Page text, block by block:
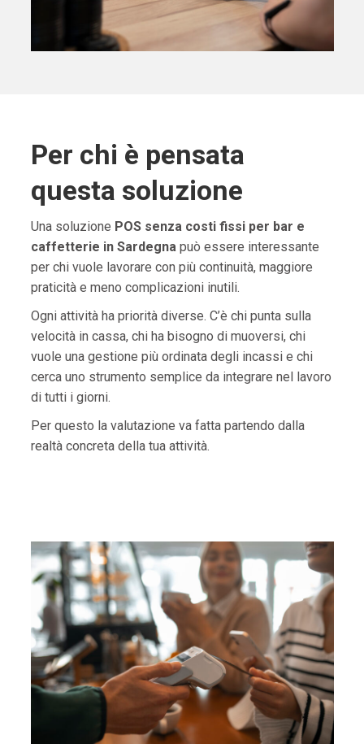
Per chi è pensata
questa soluzione
Una soluzione POS senza costi fissi per bar e
caffetterie in Sardegnapuò essere interessante
per chi vuole lavorare con più continuità, maggiore
praticità e meno complicazioni inutili.
Ogni attività ha priorità diverse. C’è chi punta sulla
velocità in cassa, chi ha bisogno di muoversi, chi
vuole una gestione più ordinata degli incassi e chi
cerca uno strumento semplice da integrare nel lavoro
di tutti i giorni.
Per questo la valutazione va fatta partendo dalla
realtà concreta della tua attività.